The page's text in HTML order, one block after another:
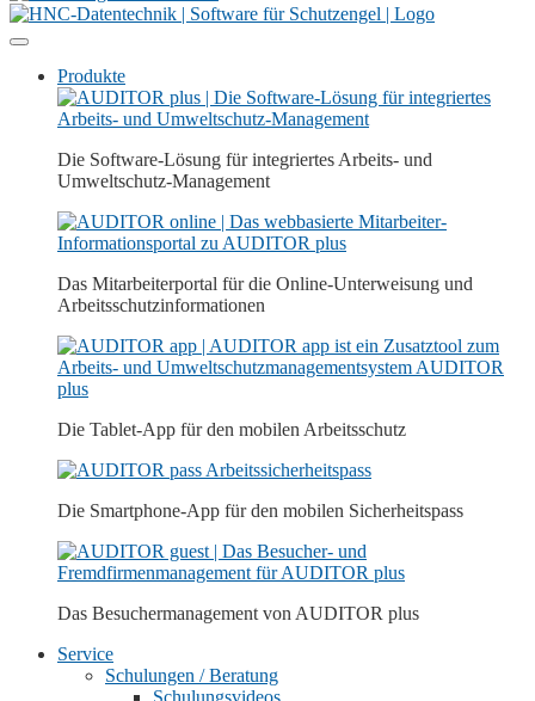
Produkte
Die Software-Lösung für integriertes Arbeits- und
Umweltschutz-Management
Das Mitarbeiterportal für die Online-Unterweisung und
Arbeitsschutz­­informationen
Die Tablet-App für den mobilen Arbeitsschutz
Die Smartphone-App für den mobilen Sicherheitspass
Das Besuchermanagement von AUDITOR plus
Service
Schulungen / Beratung
Schulungsvideos